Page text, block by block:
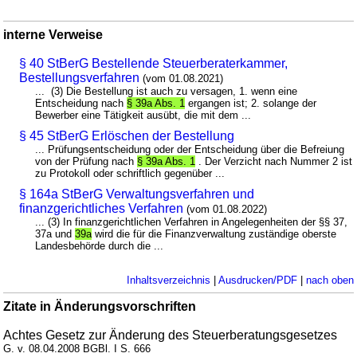
interne Verweise
§ 40 StBerG Bestellende Steuerberaterkammer,
Bestellungsverfahren (vom 01.08.2021)
... (3) Die Bestellung ist auch zu versagen, 1. wenn eine
Entscheidung nach § 39a Abs. 1 ergangen ist; 2. solange der
Bewerber eine Tätigkeit ausübt, die mit dem ...
§ 45 StBerG Erlöschen der Bestellung
... Prüfungsentscheidung oder der Entscheidung über die Befreiung
von der Prüfung nach § 39a Abs. 1
. Der Verzicht nach Nummer 2 ist
zu Protokoll oder schriftlich gegenüber ...
§ 164a StBerG Verwaltungsverfahren und
finanzgerichtliches Verfahren (vom 01.08.2022)
... (3) In finanzgerichtlichen Verfahren in Angelegenheiten der §§ 37,
37a und39a wird die für die Finanzverwaltung zuständige oberste
Landesbehörde durch die ...
Inhaltsverzeichnis | Ausdrucken/PDF| nach oben
Zitate in Änderungsvorschriften
Achtes Gesetz zur Änderung des Steuerberatungsgesetzes
G. v. 08.04.2008 BGBl. I S. 666